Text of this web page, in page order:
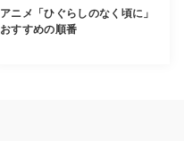
アニメ「ひぐらしのなく頃に」
おすすめの順番